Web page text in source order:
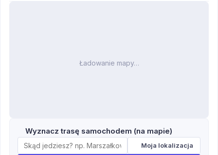
Ładowanie mapy…
Wyznacz trasę samochodem (na mapie)
Moja lokalizacja